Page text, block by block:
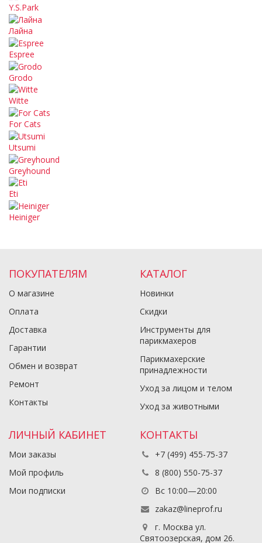
Y.S.Park
Лайна
Espree
Grodo
Witte
For Cats
Utsumi
Greyhound
Eti
Heiniger
ПОКУПАТЕЛЯМ
О магазине
Оплата
Доставка
Гарантии
Обмен и возврат
Ремонт
Контакты
КАТАЛОГ
Новинки
Скидки
Инструменты для
парикмахеров
Парикмахерские
принадлежности
Уход за лицом и телом
Уход за животными
ЛИЧНЫЙ КАБИНЕТ
Мои заказы
Мой профиль
Мои подписки
КОНТАКТЫ
+7 (499) 455-75-37
8 (800) 550-75-37
Вс 10:00—20:00
zakaz@lineprof.ru
г. Москва ул.
Святоозерская, дом 26.